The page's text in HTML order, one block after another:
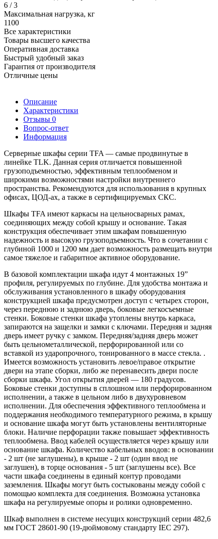
6 / 3
Максимальная нагрузка, кг
1100
Все характеристики
Товары высшего качества
Оперативная доставка
Быстрый удобный заказ
Гарантия от производителя
Отличные цены
Описание
Характеристики
Отзывы 0
Вопрос-ответ
Информация
Серверные шкафы серии TFA — самые продвинутые в
линейке TLK. Данная серия отличается повышенной
грузоподъемностью, эффективным теплообменом и
широкими возможностями настройки внутреннего
пространства. Рекомендуются для использования в крупных
офисах, ЦОД-ах, а также в сертифицируемых СКС.
Шкафы TFA имеют каркасы на цельносварных рамах,
соединяющих между собой крышу и основание. Такая
конструкция обеспечивает этим шкафам повышенную
надежность и высокую грузоподъемность. Что в сочетании с
глубиной 1000 и 1200 мм дает возможность размещать внутри
самое тяжелое и габаритное активное оборудование.
В базовой комплектации шкафа идут 4 монтажных 19”
профиля, регулируемых по глубине. Для удобства монтажа и
обслуживания установленного в шкафу оборудования
конструкцией шкафа предусмотрен доступ с четырех сторон,
через переднюю и заднюю дверь, боковые легкосъемные
стенки. Боковые стенки шкафа утоплены внутрь каркаса,
запираются на защелки и замки с ключами. Передняя и задняя
дверь имеет ручку с замком. Передняя/задняя дверь может
быть цельнометаллической, перфорированной или со
вставкой из ударопрочного, тонированного в массе стекла. .
Имеется возможность установить левое/правое открытие
двери на этапе сборки, либо же перенавесить двери после
сборки шкафа. Угол открытия дверей — 180 градусов.
Боковые стенки доступны в сплошном или перфорированном
исполнении, а также в цельном либо в двухуровневом
исполнении. Для обеспечения эффективного теплообмена и
поддержания необходимого температурного режима, в крышу
и основание шкафа могут быть установлены вентиляторные
блоки. Наличие перфорации также повышает эффективность
теплообмена. Ввод кабелей осуществляется через крышу или
основание шкафа. Количество кабельных вводов: в основании
- 2 шт (не заглушены), в крыше - 2 шт (один ввод не
заглушен), в торце основания - 5 шт (заглушены все). Все
части шкафа соединены в единый контур проводами
заземления. Шкафы могут быть состыкованы между собой с
помощью комплекта для соединения. Возможна установка
шкафа на регулируемые опоры и ролики одновременно.
Шкаф выполнен в системе несущих конструкций серии 482,6
мм ГОСТ 28601-90 (19-дюймовому стандарту IEC 297).